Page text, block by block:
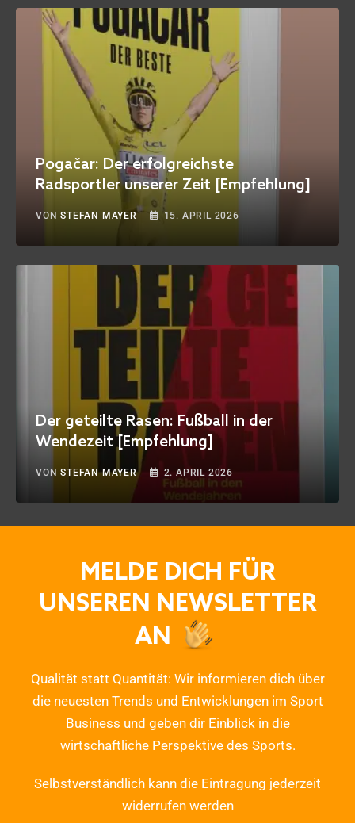
Pogačar: Der erfolgreichste
Radsportler unserer Zeit [Empfehlung]
VONSTEFAN MAYER 15. APRIL 2026
Der geteilte Rasen: Fußball in der
Wendezeit [Empfehlung]
VONSTEFAN MAYER 2. APRIL 2026
MELDE DICH FÜR
UNSEREN NEWSLETTER
AN
Qualität statt Quantität: Wir informieren dich über
die neuesten Trends und Entwicklungen im Sport
Business und geben dir Einblick in die
wirtschaftliche Perspektive des Sports.
Selbstverständlich kann die Eintragung jederzeit
widerrufen werden